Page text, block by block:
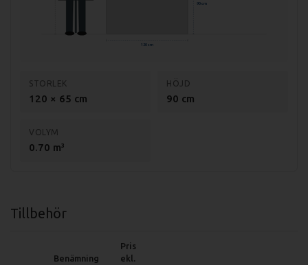
90 cm
120 cm
STORLEK
120 × 65 cm
HÖJD
90 cm
VOLYM
0.70 m³
Tillbehör
Benämning
Pris
ekl.